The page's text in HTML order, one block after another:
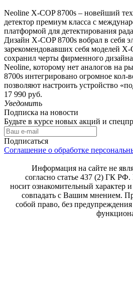
Neoline X-COP 8700s – новейший
детектор премиум класса с
платформой для детектирования
Дизайн X-COP 8700s вобрал в себя
зарекомендовавших себя моделей
сохранил черты фирменного дизайна
Neoline, которому нет аналогов на
8700s интегрировано огромное
позволяют настроить устройство
17 990 руб.
Уведомить
Подписка на новости
Будьте в курсе новых акций и
Подписаться
Соглашение о обработке
Информация на сайте не
согласно статье 437 (2) ГК
носит ознакомительный характер
совпадать с Вашим мнением.
собой право, без